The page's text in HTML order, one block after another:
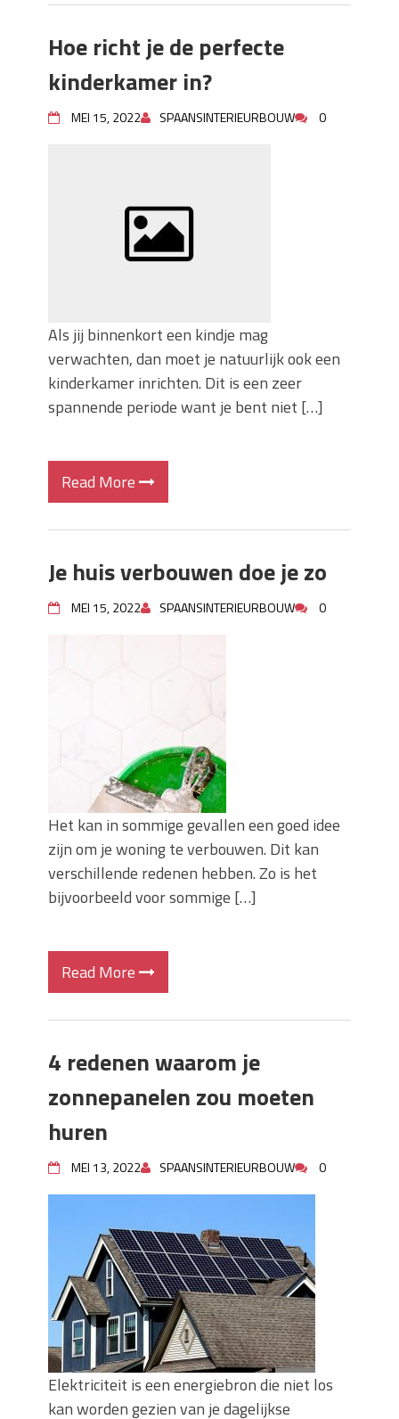
Hoe richt je de perfecte
kinderkamer in?
MEI 15, 2022 SPAANSINTERIEURBOUW 0
Als jij binnenkort een kindje mag
verwachten, dan moet je natuurlijk ook een
kinderkamer inrichten. Dit is een zeer
spannende periode want je bent niet […]
Read More
Je huis verbouwen doe je zo
MEI 15, 2022 SPAANSINTERIEURBOUW 0
Het kan in sommige gevallen een goed idee
zijn om je woning te verbouwen. Dit kan
verschillende redenen hebben. Zo is het
bijvoorbeeld voor sommige […]
Read More
4 redenen waarom je
zonnepanelen zou moeten
huren
MEI 13, 2022 SPAANSINTERIEURBOUW 0
Elektriciteit is een energiebron die niet los
kan worden gezien van je dagelijkse